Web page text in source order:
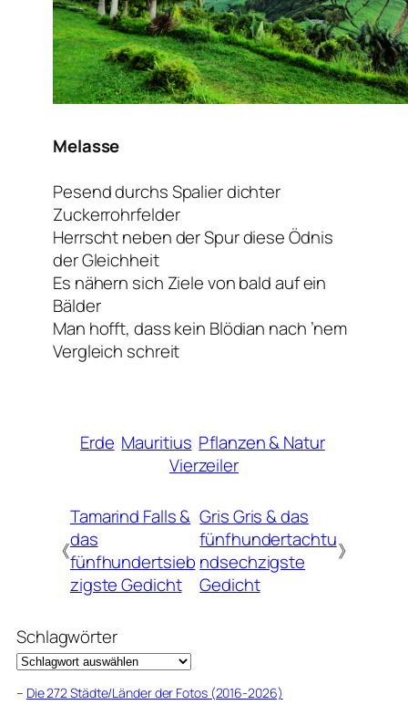
Melasse
Pesend durchs Spalier dichter
Zuckerrohrfelder
Herrscht neben der Spur diese Ödnis
der Gleichheit
Es nähern sich Ziele von bald auf ein
Bälder
Man hofft, dass kein Blödian nach ’nem
Vergleich schreit
Erde Mauritius Pflanzen & Natur
Vierzeiler
《
Tamarind Falls &
das
fünfhundertsieb
zigste Gedicht
Gris Gris & das
fünfhundertachtu
ndsechzigste
Gedicht
》
Schlagwörter
– Die 272 Städte/Länder der Fotos (2016-2026)